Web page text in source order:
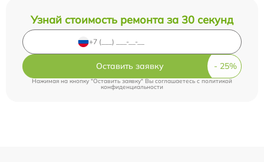
Узнай стоимость ремонта за 30 секунд
Оставить заявку
Нажимая на кнопку "Оставить заявку" Вы соглашаетесь cполитикой
конфиденциальности